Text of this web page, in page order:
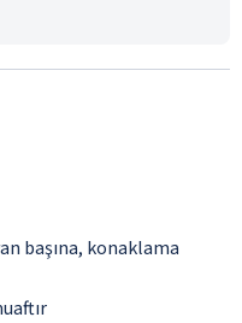
başına, konaklama